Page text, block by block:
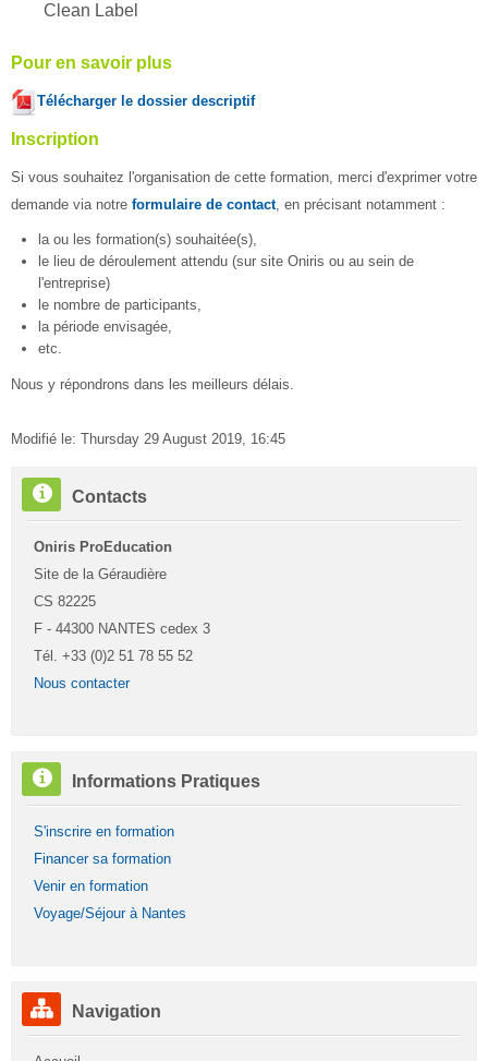
Clean Label
Pour en savoir plus
Télécharger le dossier descriptif
Inscription
Si vous souhaitez l'organisation de cette formation, merci d'exprimer votre
demande via notre formulaire de contact, en précisant notamment :
la ou les formation(s) souhaitée(s),
le lieu de déroulement attendu (sur site Oniris ou au sein de
l'entreprise)
le nombre de participants,
la période envisagée,
etc.
Nous y répondrons dans les meilleurs délais.
Modifié le: Thursday 29 August 2019, 16:45
Passer
Contacts
Contacts
Oniris ProEducation
Site de la Géraudière
CS 82225
F - 44300 NANTES cedex 3
Tél. +33 (0)2 51 78 55 52
Nous contacter
Passer
Informations
Informations Pratiques
S'inscrire en formation
Financer sa formation
Venir en formation
Voyage/Séjour à Nantes
Passer
Navigation
Navigation